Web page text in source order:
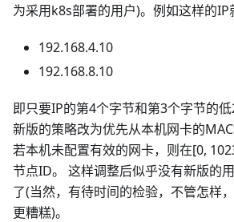
为采用k8s部署的用户)。例如这样的IP
192.168.4.10
192.168.8.10
即只要IP的第4个字节和第3个字节的低
新版的策略改为优先从本机网卡的MAC
若本机未配置有效的网卡，则在[0,
节点ID。 这样调整后似乎没有新版的
了(当然，有待时间的检验，不管怎样
更糟糕)。